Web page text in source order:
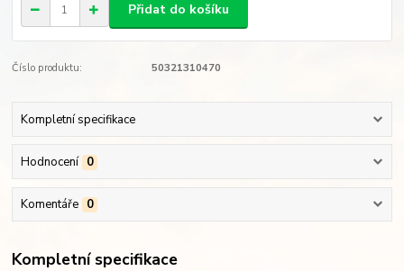
Přidat do košíku
Číslo produktu: 50321310470
Kompletní specifikace
Hodnocení 0
Komentáře 0
Kompletní specifikace